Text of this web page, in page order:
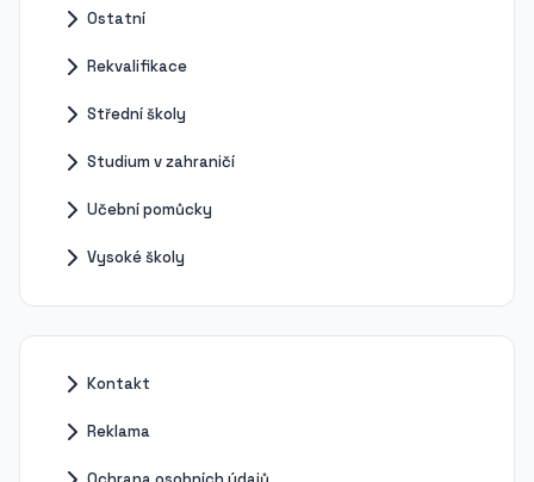
Ostatní
Rekvalifikace
Střední školy
Studium v zahraničí
Učební pomůcky
Vysoké školy
Kontakt
Reklama